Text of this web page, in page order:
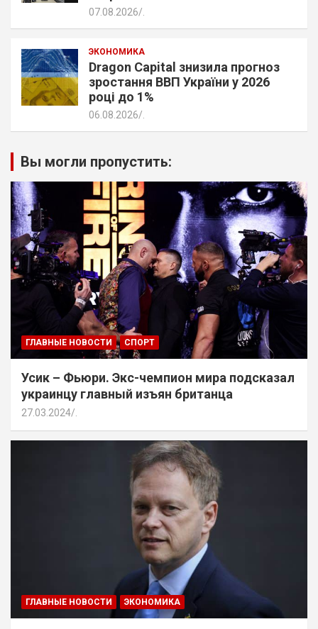
07.08.2026
ЭКОНОМИКА
Dragon Capital знизила прогноз
зростання ВВП України у 2026
році до 1%
06.08.2026
Вы могли пропустить:
ГЛАВНЫЕ НОВОСТИ СПОРТ
Усик – Фьюри. Экс-чемпион мира подсказал
украинцу главный изъян британца
27.03.2024 .
ГЛАВНЫЕ НОВОСТИ ЭКОНОМИКА